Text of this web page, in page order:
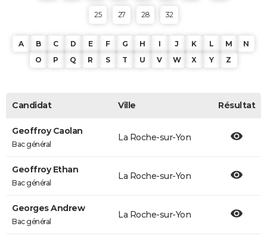
25 27 28 32
A B C D E F G H I J K L M
N
O
P Q R S T U V W X Y Z
Candidat Ville Résultat
Geoffroy Caolan
Bac général
La Roche-sur-Yon
Geoffroy Ethan
Bac général
La Roche-sur-Yon
Georges Andrew
Bac général
La Roche-sur-Yon